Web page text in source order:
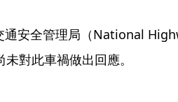
通安全管理局（National
對此車禍做出回應。